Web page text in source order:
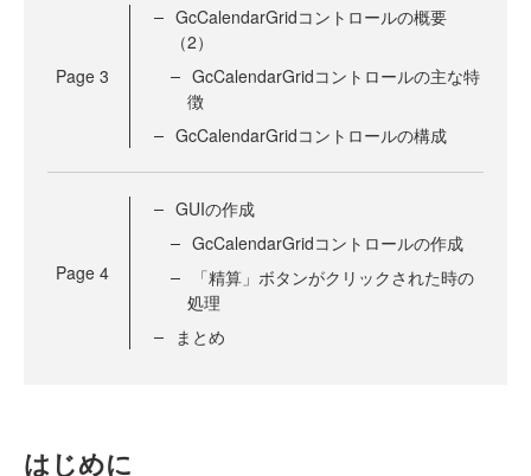
Page 3
GcCalendarGridコントロールの概要
（2）
GcCalendarGridコントロールの主な特
徴
GcCalendarGridコントロールの構成
Page 4
GUIの作成
GcCalendarGridコントロールの作成
「精算」ボタンがクリックされた時の
処理
まとめ
はじめに